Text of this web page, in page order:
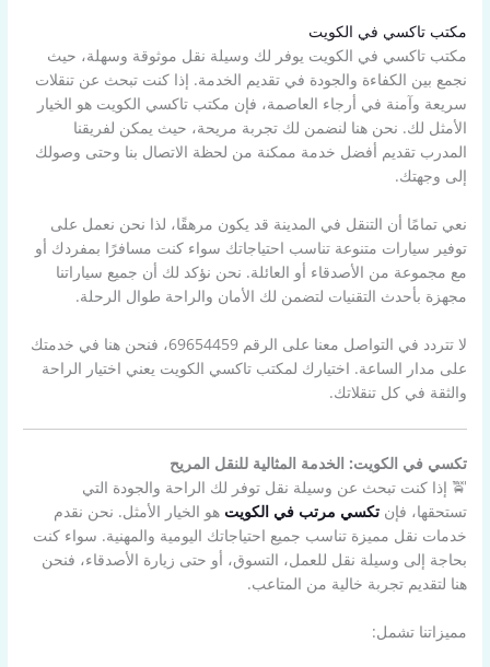
مكتب تاكسي في الكويت
مكتب تاكسي في الكويت يوفر لك وسيلة نقل موثوقة وسهلة، حيث
نجمع بين الكفاءة والجودة في تقديم الخدمة. إذا كنت تبحث عن تنقلات
سريعة وآمنة في أرجاء العاصمة، فإن مكتب تاكسي الكويت هو الخيار
الأمثل لك. نحن هنا لنضمن لك تجربة مريحة، حيث يمكن لفريقنا
المدرب تقديم أفضل خدمة ممكنة من لحظة الاتصال بنا وحتى وصولك
إلى وجهتك.
نعي تمامًا أن التنقل في المدينة قد يكون مرهقًا، لذا نحن نعمل على
توفير سيارات متنوعة تناسب احتياجاتك سواء كنت مسافرًا بمفردك أو
مع مجموعة من الأصدقاء أو العائلة. نحن نؤكد لك أن جميع سياراتنا
مجهزة بأحدث التقنيات لتضمن لك الأمان والراحة طوال الرحلة.
لا تتردد في التواصل معنا على الرقم 69654459، فنحن هنا في خدمتك
على مدار الساعة. اختيارك لمكتب تاكسي الكويت يعني اختيار الراحة
والثقة في كل تنقلاتك.
تكسي في الكويت: الخدمة المثالية للنقل المريح
🚖 إذا كنت تبحث عن وسيلة نقل توفر لك الراحة والجودة التي
تستحقها، فإنتكسي مرتب في الكويت هو الخيار الأمثل. نحن نقدم
خدمات نقل مميزة تناسب جميع احتياجاتك اليومية والمهنية. سواء كنت
بحاجة إلى وسيلة نقل للعمل، التسوق، أو حتى زيارة الأصدقاء، فنحن
هنا لتقديم تجربة خالية من المتاعب.
مميزاتنا تشمل: